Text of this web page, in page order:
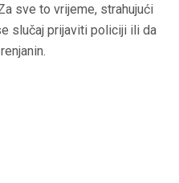
sve to vrijeme, strahujući
slučaj prijaviti policiji ili da